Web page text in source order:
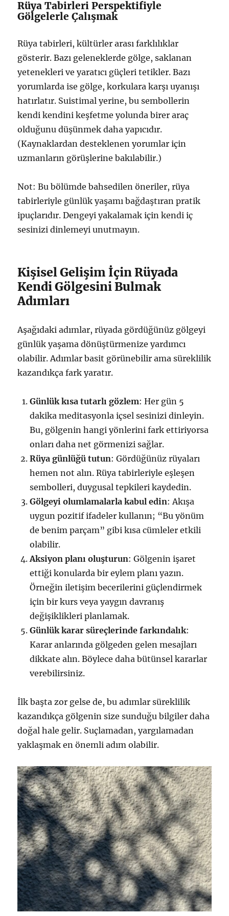
Rüya Tabirleri Perspektifiyle
Gölgelerle Çalışmak
Rüya tabirleri, kültürler arası farklılıklar
gösterir. Bazı geleneklerde gölge, saklanan
yetenekleri ve yaratıcı güçleri tetikler. Bazı
yorumlarda ise gölge, korkulara karşı uyanışı
hatırlatır. Suistimal yerine, bu sembollerin
kendi kendini keşfetme yolunda birer araç
olduğunu düşünmek daha yapıcıdır.
(Kaynaklardan desteklenen yorumlar için
uzmanların görüşlerine bakılabilir.)
Not: Bu bölümde bahsedilen öneriler, rüya
tabirleriyle günlük yaşamı bağdaştıran pratik
ipuçlarıdır. Dengeyi yakalamak için kendi iç
sesinizi dinlemeyi unutmayın.
Kişisel Gelişim İçin Rüyada
Kendi Gölgesini Bulmak
Adımları
Aşağıdaki adımlar, rüyada gördüğünüz gölgeyi
günlük yaşama dönüştürmenize yardımcı
olabilir. Adımlar basit görünebilir ama süreklilik
kazandıkça fark yaratır.
Günlük kısa tutarlı gözlem: Her gün 5
dakika meditasyonla içsel sesinizi dinleyin.
Bu, gölgenin hangi yönlerini fark ettiriyorsa
onları daha net görmenizi sağlar.
Rüya günlüğü tutun: Gördüğünüz rüyaları
hemen not alın. Rüya tabirleriyle eşleşen
sembolleri, duygusal tepkileri kaydedin.
Gölgeyi olumlamalarla kabul edin: Akışa
uygun pozitif ifadeler kullanın; “Bu yönüm
de benim parçam” gibi kısa cümleler etkili
olabilir.
Aksiyon planı oluşturun: Gölgenin işaret
ettiği konularda bir eylem planı yazın.
Örneğin iletişim becerilerini güçlendirmek
için bir kurs veya yaygın davranış
değişiklikleri planlamak.
Günlük karar süreçlerinde farkındalık:
Karar anlarında gölgeden gelen mesajları
dikkate alın. Böylece daha bütünsel kararlar
verebilirsiniz.
İlk başta zor gelse de, bu adımlar süreklilik
kazandıkça gölgenin size sunduğu bilgiler daha
doğal hale gelir. Suçlamadan, yargılamadan
yaklaşmak en önemli adım olabilir.